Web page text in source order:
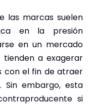
las marcas suelen
en la presión
en un mercado
tienden a exagerar
con el fin de atraer
Sin embargo, esta
si